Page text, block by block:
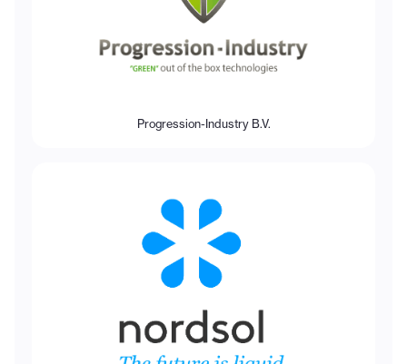
Progression-Industry B.V.